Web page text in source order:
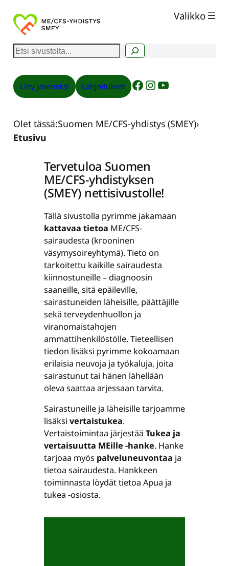
Siirry
sisältöön
E
s
i Liity jäseneksi Lahjoitukset Facebook InstagramYouTube
Valikko
Olet tässä:Suomen ME/CFS-yhdistys (SMEY)›
Etusivu
Etusivu
Tervetuloa Suomen
ME/CFS-yhdistyksen
(SMEY) nettisivustolle!
Tällä sivustolla pyrimme jakamaan
kattavaa tietoa ME/CFS-
sairaudesta (krooninen
väsymysoireyhtymä). Tieto on
tarkoitettu kaikille sairaudesta
kiinnostuneille – diagnoosin
saaneille, sitä epäileville,
sairastuneiden läheisille, päättäjille
sekä terveydenhuollon ja
viranomaistahojen
ammattihenkilöstölle. Tieteellisen
tiedon lisäksi pyrimme kokoamaan
erilaisia neuvoja ja työkaluja, joita
sairastunut tai hänen lähellään
oleva saattaa arjessaan tarvita.
Sairastuneille ja läheisille tarjoamme
lisäksi vertaistukea.
Vertaistoimintaa järjestää Tukea ja
vertaisuutta MEille ‑hanke. Hanke
tarjoaa myös palveluneuvontaa ja
tietoa sairaudesta. Hankkeen
toiminnasta löydät tietoa Apua ja
tukea ‑osiosta.